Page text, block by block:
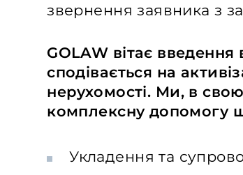
звернення заявника з
GOLAW вітає введення
сподівається на
нерухомості. Ми,в свою
комплексну допомогу
Укладення та